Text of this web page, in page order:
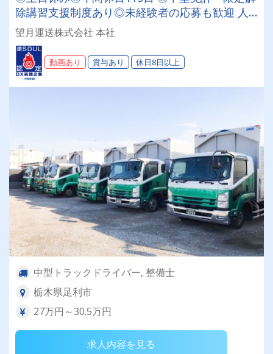
除講習支援制度あり◎未経験者の応募も歓迎 人
生の大半を占める[働く時間]を、私達と一緒によ
り「楽しく」「熱くかっこよく」過ごしましませ
んか?
望月運送株式会社 本社
動画あり 賞与あり 休日8日以上
中型トラックドライバー, 整備士
栃木県足利市
27万円～30.5万円
求人内容を見る